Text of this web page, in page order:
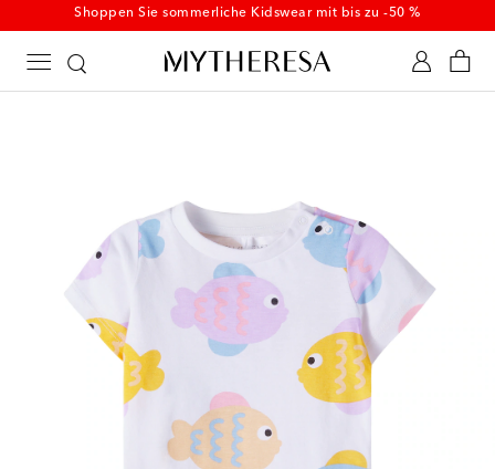
Shoppen Sie sommerliche Kidswear mit bis zu -50 %